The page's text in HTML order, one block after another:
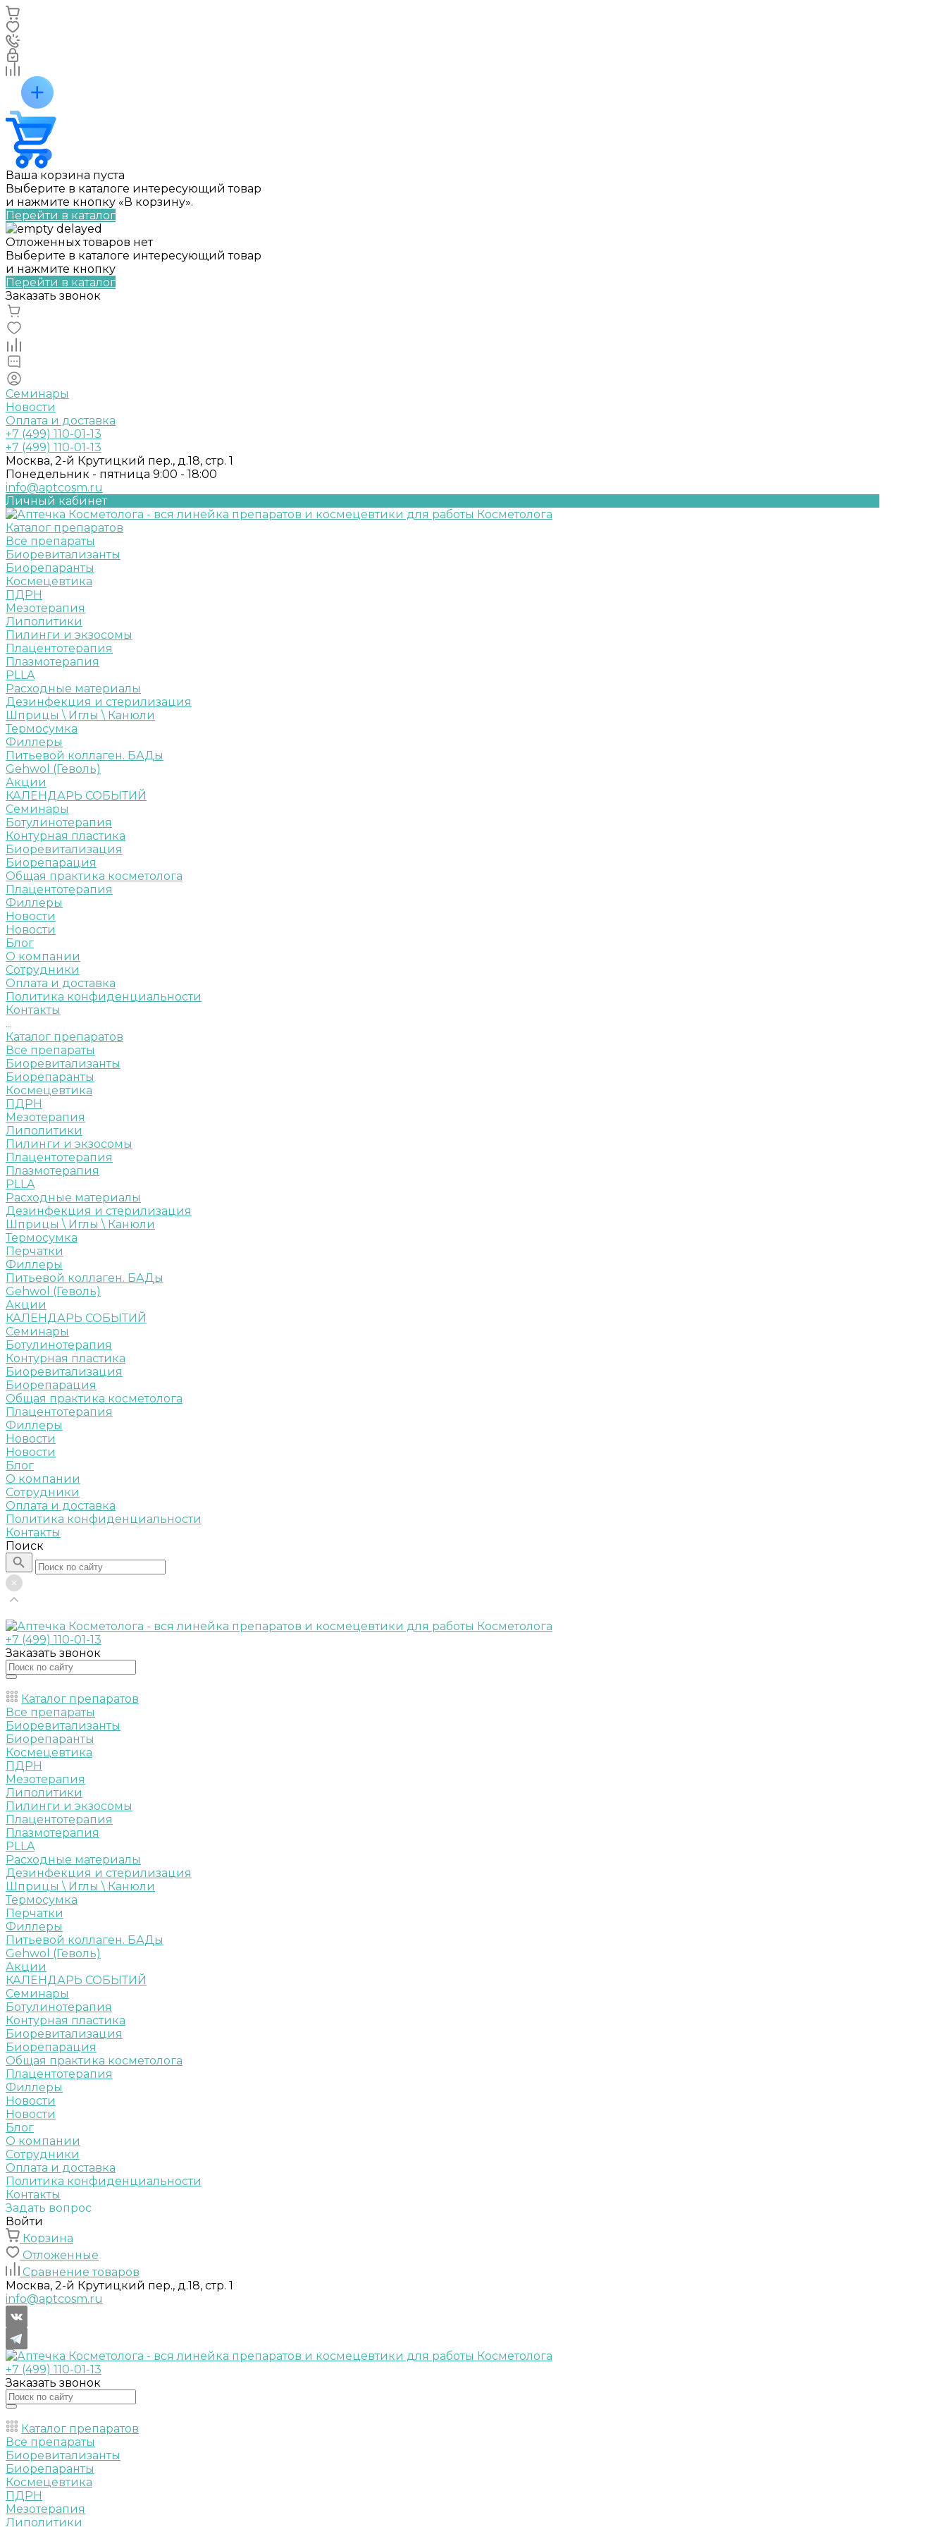
Ваша корзина пуста
Выберите в каталоге интересующий товар
и нажмите кнопку «В корзину».
Перейти в каталог
Отложенных товаров нет
Выберите в каталоге интересующий товар
и нажмите кнопку
Перейти в каталог
Заказать звонок
Семинары
Новости
Оплата и доставка
+7 (499) 110-01-13
+7 (499) 110-01-13
Москва, 2-й Крутицкий пер., д.18, стр. 1
Понедельник - пятница 9:00 - 18:00
info@aptcosm.ru
Личный кабинет
Каталог препаратов
Все препараты
Биоревитализанты
Биорепаранты
Космецевтика
ПДРН
Мезотерапия
Липолитики
Пилинги и экзосомы
Плацентотерапия
Плазмотерапия
PLLA
Расходные материалы
Дезинфекция и стерилизация
Шприцы \ Иглы \ Канюли
Термосумка
Филлеры
Питьевой коллаген. БАДы
Gehwol (Геволь)
Акции
КАЛЕНДАРЬ СОБЫТИЙ
Семинары
Ботулинотерапия
Контурная пластика
Биоревитализация
Биорепарация
Общая практика косметолога
Плацентотерапия
Филлеры
Новости
Новости
Блог
О компании
Сотрудники
Оплата и доставка
Политика конфиденциальности
Контакты
...
Каталог препаратов
Все препараты
Биоревитализанты
Биорепаранты
Космецевтика
ПДРН
Мезотерапия
Липолитики
Пилинги и экзосомы
Плацентотерапия
Плазмотерапия
PLLA
Расходные материалы
Дезинфекция и стерилизация
Шприцы \ Иглы \ Канюли
Термосумка
Перчатки
Филлеры
Питьевой коллаген. БАДы
Gehwol (Геволь)
Акции
КАЛЕНДАРЬ СОБЫТИЙ
Семинары
Ботулинотерапия
Контурная пластика
Биоревитализация
Биорепарация
Общая практика косметолога
Плацентотерапия
Филлеры
Новости
Новости
Блог
О компании
Сотрудники
Оплата и доставка
Политика конфиденциальности
Контакты
Поиск
+7 (499) 110-01-13
Заказать звонок
Каталог препаратов
Все препараты
Биоревитализанты
Биорепаранты
Космецевтика
ПДРН
Мезотерапия
Липолитики
Пилинги и экзосомы
Плацентотерапия
Плазмотерапия
PLLA
Расходные материалы
Дезинфекция и стерилизация
Шприцы \ Иглы \ Канюли
Термосумка
Перчатки
Филлеры
Питьевой коллаген. БАДы
Gehwol (Геволь)
Акции
КАЛЕНДАРЬ СОБЫТИЙ
Семинары
Ботулинотерапия
Контурная пластика
Биоревитализация
Биорепарация
Общая практика косметолога
Плацентотерапия
Филлеры
Новости
Новости
Блог
О компании
Сотрудники
Оплата и доставка
Политика конфиденциальности
Контакты
Задать вопрос
Войти
Корзина
Отложенные
Сравнение товаров
Москва, 2-й Крутицкий пер., д.18, стр. 1
info@aptcosm.ru
+7 (499) 110-01-13
Заказать звонок
Каталог препаратов
Все препараты
Биоревитализанты
Биорепаранты
Космецевтика
ПДРН
Мезотерапия
Липолитики